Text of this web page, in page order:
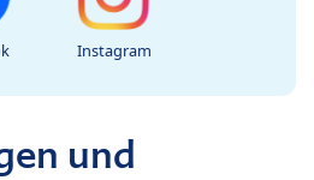
Instagram
und